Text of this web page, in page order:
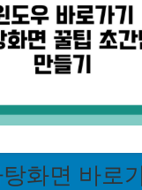
화면 바로